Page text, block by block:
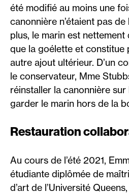
été modifié au moins une
canonnière n’étaient pas
plus, le marin est nettement
que la goélette et constitue
autre ajout ultérieur. D’un
le conservateur, Mme
réinstaller la canonnière sur
garder le marin hors de la
Restauration
Au cours de l’été 2021,
étudiante diplômée de
d’art de l’Université